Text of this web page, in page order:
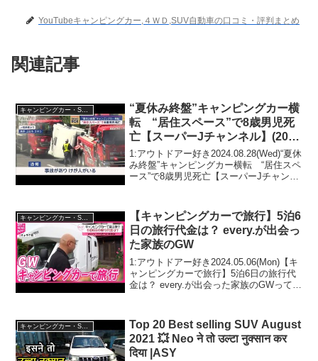
YouTubeキャンピングカー,４ＷＤ,SUV自動車の口コミ・評判まとめ
関連記事
“夏休み終盤”キャンピングカー横
転 “居住スペース”で8歳男児死
亡【スーパーJチャンネル】(2024
年8月27日)
1:アウトドアー好き2024.08.28(Wed)“夏休
み終盤”キャンピングカー横転 “居住スペ
ース”で8歳男児死亡【スーパーJチャンネ
好き2024.08....
キャンピングカー・SUV人気車種
【キャンピングカーで旅行】5泊6
日の旅行代金は？ every.が出会っ
た家族のGW
1:アウトドアー好き2024.05.06(Mon)【キ
ャンピングカーで旅行】5泊6日の旅行代
金は？ every.が出会った家族のGWって人
画は注目です...
Top 20 Best selling SUV August
2021 💥 Neo ने तो उल्टा नुक्सान कर
दिया |ASY